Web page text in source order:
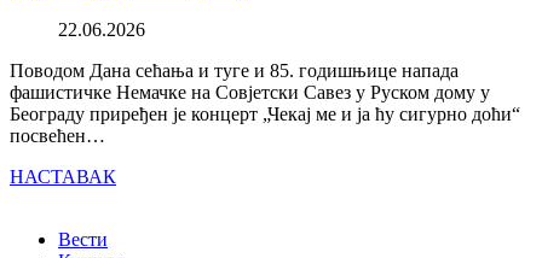
22.06.2026
Поводом Дана сећања и туге и 85. годишњице напада
фашистичке Немачке на Совјетски Савез у Руском дому у
Београду приређен је концерт „Чекај ме и ја ћу сигурно доћи“
посвећен…
НАСТАВАК
Вести